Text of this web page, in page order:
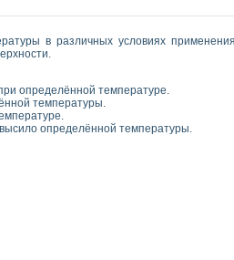
в различных условиях
определённой температуре.
температуры.
определённой температуры.